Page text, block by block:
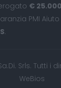
€
PMI
.
Srls. Tutti i
WeBios